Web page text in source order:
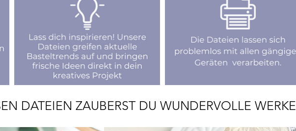
DATEIEN ZAUBERST DU WUNDERVOLLE WERKE